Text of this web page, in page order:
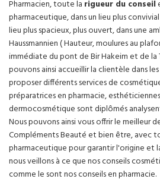
Pharmacien, toute la rigueur du conseil
pharmaceutique, dans un lieu plus
lieu plus spacieux, plus ouvert, dans une
Haussmannien ( Hauteur, moulures au
immédiate du pont de Bir Hakeim et de la
pouvons ainsi accueillir la clientèle dans
proposer différents services de
préparatrices en pharmacie,
dermocosmétique sont diplômés
Nous pouvons ainsi vous offrir le meilleur
Compléments Beauté et bien être, avec
pharmaceutique pour garantir l'origine et
nous veillons à ce que nos conseils
comme le sont nos conseils en pharmacie.